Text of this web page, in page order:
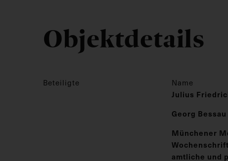
Objektdetails
Beteiligte Name
Julius
Georg Bessau
Münchener
amtliche und